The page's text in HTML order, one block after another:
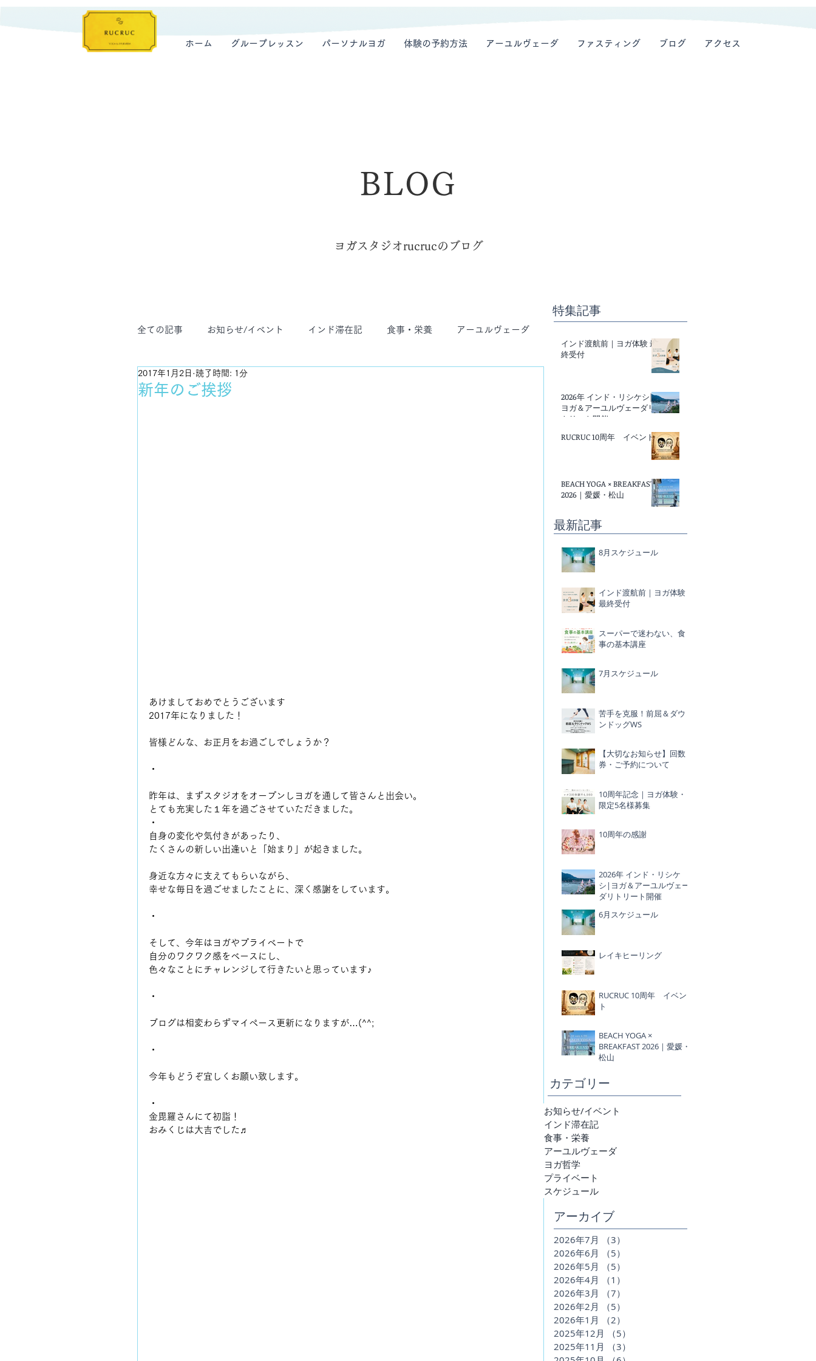
ホーム グループレッスン パーソナルヨガ 体験の予約方法 アーユルヴェーダ ファスティング ブログ アクセス
BLOG
ヨガスタジオrucrucのブログ
全ての記事 お知らせ/イベント インド滞在記 食事・栄養 アーユルヴェーダ
ヨガ哲学 プライベート
新年のご挨拶
2017年1月2日 読了時間: 1分
あけましておめでとうございます
2017年になりました！
皆様どんな、お正月をお過ごしでしょうか？
・
昨年は、まずスタジオをオープンしヨガを通して皆さんと出会い。
とても充実した１年を過ごさせていただきました。
・
自身の変化や気付きがあったり、
たくさんの新しい出逢いと「始まり」が起きました。
身近な方々に支えてもらいながら、
幸せな毎日を過ごせましたことに、深く感謝をしています。
・
そして、今年はヨガやプライベートで
自分のワクワク感をベースにし、
色々なことにチャレンジして行きたいと思っています♪
・
ブログは相変わらずマイペース更新になりますが…(^^;
・
今年もどうぞ宜しくお願い致します。
・
金毘羅さんにて初詣！
おみくじは大吉でした♬
特集記事
インド渡航前｜ヨガ体験 最
終受付
2026年 インド・リシケシ|
ヨガ＆アーユルヴェーダリ
トリート開催
RUCRUC 10周年 イベント
BEACH YOGA × BREAKFAST
2026｜愛媛・松山
最新記事
8月スケジュール
インド渡航前｜ヨガ体験
最終受付
スーパーで迷わない、食
事の基本講座
7月スケジュール
苦手を克服！前屈＆ダウ
ンドッグWS
【大切なお知らせ】回数
券・ご予約について
10周年記念｜ヨガ体験・
限定5名様募集
10周年の感謝
2026年 インド・リシケ
シ|ヨガ＆アーユルヴェー
ダリトリート開催
6月スケジュール
レイキヒーリング
RUCRUC 10周年 イベン
ト
BEACH YOGA ×
BREAKFAST 2026｜愛媛・
松山
​カテゴリー
お知らせ/イベント
インド滞在記
食事・栄養
アーユルヴェーダ
ヨガ哲学
プライベート
スケジュール
アーカイブ
2026年7月 （3）
2026年6月
（5）
2026年5月
（5）
2026年4月
（1）
2026年3月
（7）
2026年2月
（5）
2026年1月
（2）
2025年12月
（5）
2025年11月
（3）